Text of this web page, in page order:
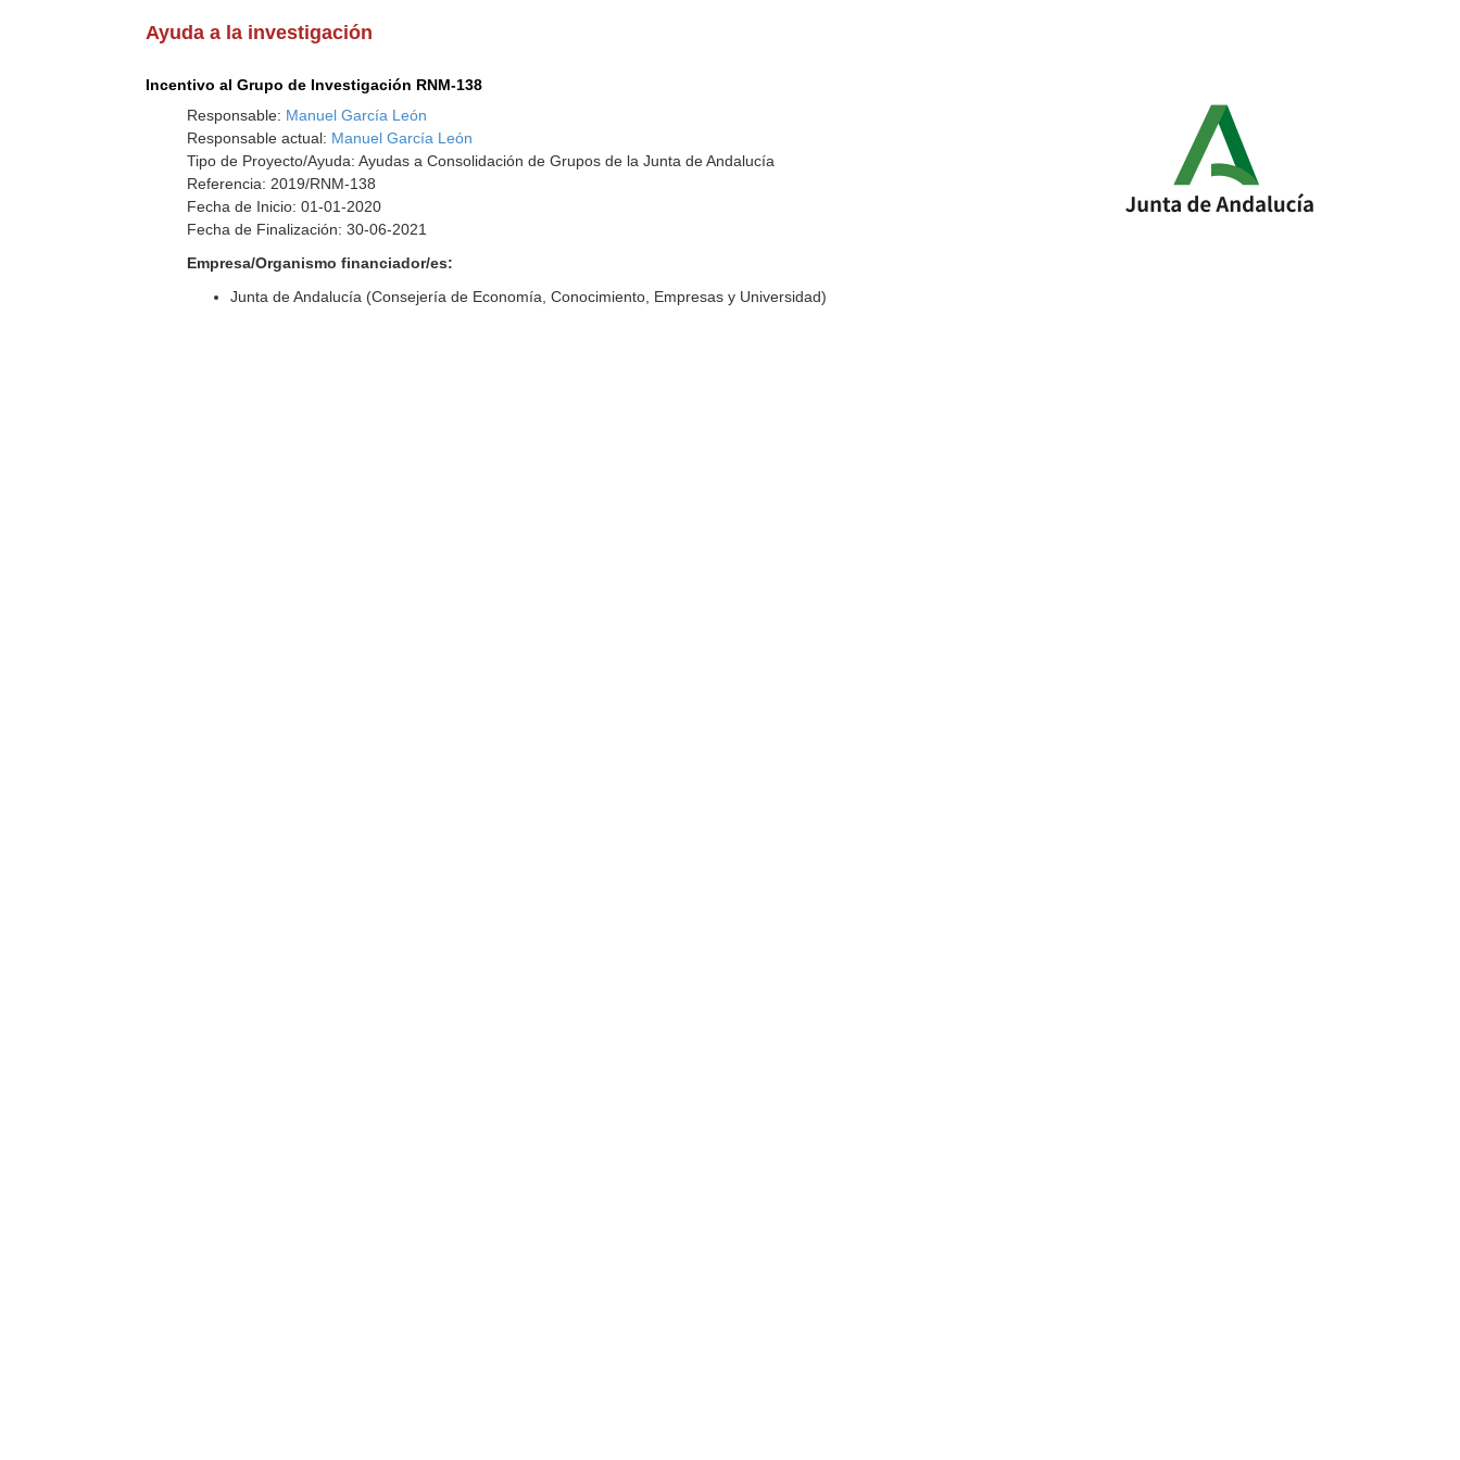
Ayuda a la investigación
Incentivo al Grupo de Investigación RNM-138
Responsable: Manuel García León
Responsable actual: Manuel García León
Tipo de Proyecto/Ayuda: Ayudas a Consolidación de Grupos de la Junta de Andalucía
Referencia: 2019/RNM-138
Fecha de Inicio: 01-01-2020
Fecha de Finalización: 30-06-2021
Empresa/Organismo financiador/es:
Junta de Andalucía (Consejería de Economía, Conocimiento, Empresas y Universidad)